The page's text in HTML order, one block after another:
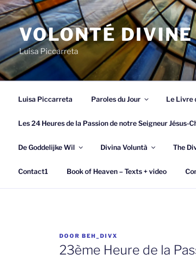
VOLONTÉ DIVINE
Luisa Piccarreta
Luisa Piccarreta Paroles du Jour Le Livre
Les 24 Heures de la Passion de notre Seigneur Jésus-
De Goddelijke Wil Divina Voluntà The
Contact1 Book of Heaven – Texts + video
GEPLAATST
OP
DOOR BEH_DIVX
23ème Heure de la